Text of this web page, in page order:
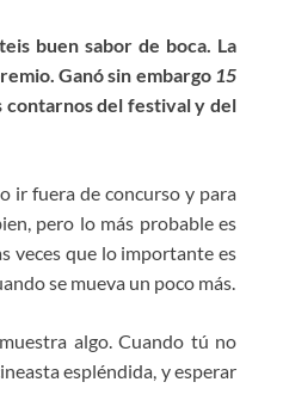
buen sabor de boca. La
Ganó sin embargo 15
contarnos del festival y del
ir fuera de concurso y para
pero lo más probable es
veces que lo importante es
se mueva un poco más.
algo. Cuando tú no
espléndida, y esperar